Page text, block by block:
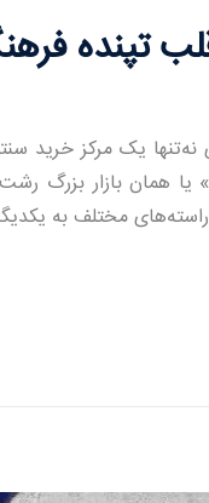
تپنده
نه‌تنها یک مرکز خرید
همان بازار بزرگ
مختلف به